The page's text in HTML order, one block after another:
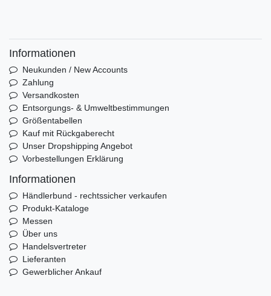
Informationen
Neukunden / New Accounts
Zahlung
Versandkosten
Entsorgungs- & Umweltbestimmungen
Größentabellen
Kauf mit Rückgaberecht
Unser Dropshipping Angebot
Vorbestellungen Erklärung
Informationen
Händlerbund - rechtssicher verkaufen
Produkt-Kataloge
Messen
Über uns
Handelsvertreter
Lieferanten
Gewerblicher Ankauf